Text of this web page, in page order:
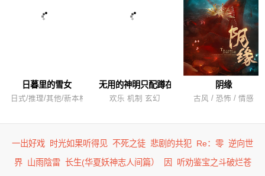
日暮里的雪女
日式/推理/其他/新本格/还原
无用的神明只配蹲在角落
欢乐 机制 玄幻
阴缘
古风 / 恐怖 / 情感
一出好戏 时光如果听得见 不死之徒 悲剧的共犯 Re：零 逆向世
界 山雨陰雷 长生(华夏妖神志人间篇） 因 听劝鉴宝之斗破烂苍